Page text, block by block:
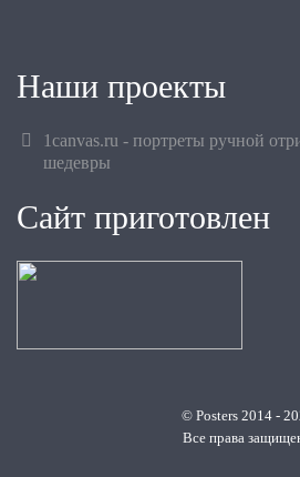
Наши проекты
1canvas.ru - портреты ручной
шедевры
Сайт приготовлен
© Posters 2014 -
Все права